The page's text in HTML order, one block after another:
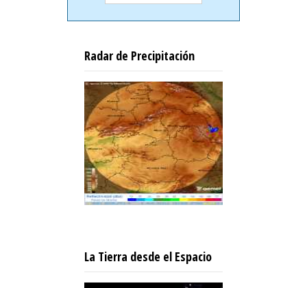
Radar de Precipitación
La Tierra desde el Espacio